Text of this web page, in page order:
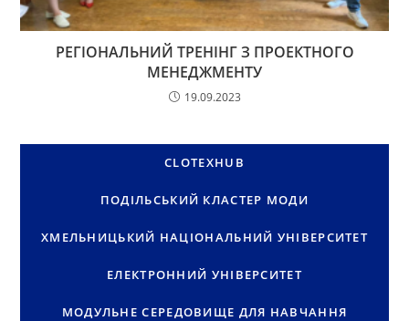
РЕГІОНАЛЬНИЙ ТРЕНІНГ З ПРОЕКТНОГО
МЕНЕДЖМЕНТУ
19.09.2023
CLOTEXHUB
ПОДІЛЬСЬКИЙ КЛАСТЕР МОДИ
ХМЕЛЬНИЦЬКИЙ НАЦІОНАЛЬНИЙ УНІВЕРСИТЕТ
ЕЛЕКТРОННИЙ УНІВЕРСИТЕТ
МОДУЛЬНЕ СЕРЕДОВИЩЕ ДЛЯ НАВЧАННЯ